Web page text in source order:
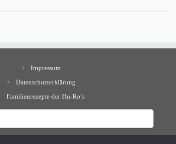
Impressum
Datenschutzerklärung
Familienrezepte der Hu-Ro’s